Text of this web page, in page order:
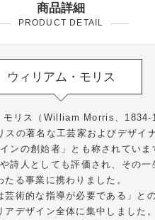
商品詳細
PRODUCT DETAIL
ウィリアム・モリス
モリス（William Morris、1834-
スの著名な工芸家およびデザイ
インの創始者」とも称されていま
詩人としても評価され、その一
たる事業に携わりました。
芸術的な指導が必要である」と
アデザイン全体に集中しました。